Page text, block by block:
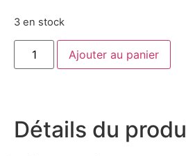
3 en stock
Ajouter au panier
Détails du